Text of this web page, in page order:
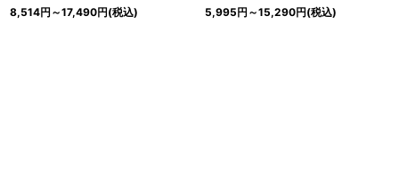
8,514円 ～17,490円(税込)
5,995円 ～15,290円(税込)